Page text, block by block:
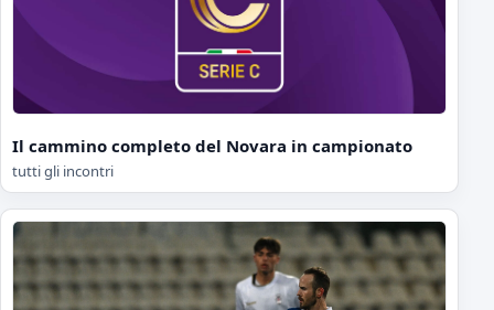
Il cammino completo del Novara in campionato
tutti gli incontri